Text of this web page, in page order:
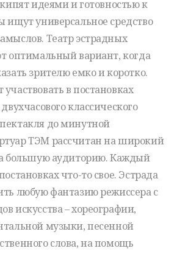
идеями и готовностью к
ищут универсальное средство
Театр эстрадных
оптимальный вариант, когда
зрителю емко и коротко.
в постановках
классического
до минутной
ТЭМ рассчитан на широкий
большую аудиторию. Каждый
что-то свое. Эстрада
любую фантазию режиссера с
искусства – хореографии,
музыки, песенной
слова, на помощь